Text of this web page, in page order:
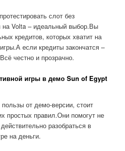
слот без
на Volta – идеальный выбор.Вы
кредитов, которых хватит на
если кредиты закончатся –
честно и прозрачно.
игры в демо Sun of Egypt
от демо-версии, стоит
простых правил.Они помогут не
разобраться в
на деньги.